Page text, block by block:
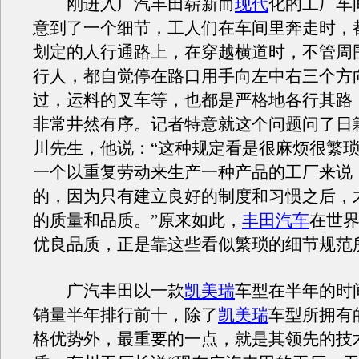
刚进入广汽丰田崭新而现代化的工厂车
意到了一个细节，工人们在车间里奔走时，
划定的人行通路上，在穿越横道时，不管周
行人，都自觉停在路口用手向左中右三个方
过，运料的叉车等，也都是严格地各行其路
非常井然有序。记者特意就这个问题问了日
川先生，他说：“这种规定看是很麻烦很繁
一个以重复劳动来生产一种产品的工厂来说
的，因为只有建立良好的制度和习惯之后，
的质量和品质。”原来如此， 丰田汽车在世
优良品质，正是靠这些看似繁琐的细节规范
广汽丰田以一款凯美瑞车型在半年的时
销量半年排行前十，除了凯美瑞车型所拥有
格优势外，最重要的一点，就是其领先的技